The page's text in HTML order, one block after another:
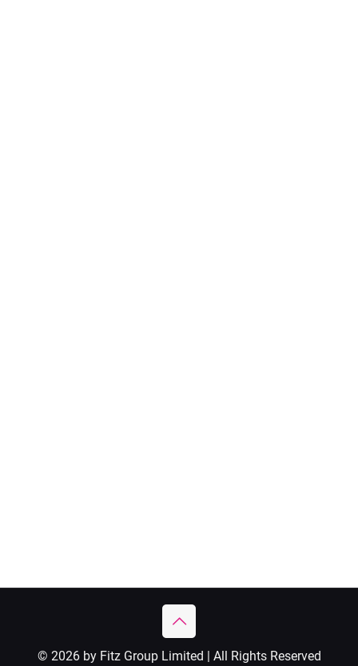
© 2026 by Fitz Group Limited | All Rights Reserved